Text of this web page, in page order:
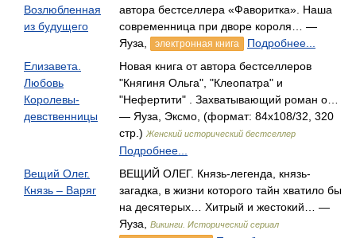
Возлюбленная
из будущего
автора бестселлера «Фаворитка». Наша
современница при дворе короля… —
Яуза,
электронная книга
Подробнее...
Елизавета.
Любовь
Королевы-
девственницы
Новая книга от автора бестселлеров
"Княгиня Ольга", "Клеопатра" и
"Нефертити" . Захватывающий роман о…
— Яуза, Эксмо, (формат: 84x108/32, 320
стр.) Женский исторический бестселлер
Подробнее...
Вещий Олег.
Князь – Варяг
ВЕЩИЙ ОЛЕГ. Князь-легенда, князь-
загадка, в жизни которого тайн хватило бы
на десятерых… Хитрый и жестокий… —
Яуза,
Викинги. Исторический сериал